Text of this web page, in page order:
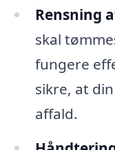
Rensning
skal
fungere
sikre, at
affald.